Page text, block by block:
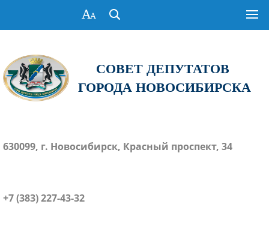
СОВЕТ ДЕПУТАТОВ
ГОРОДА НОВОСИБИРСКА
630099, г. Новосибирск, Красный проспект, 34
+7 (383) 227-43-32